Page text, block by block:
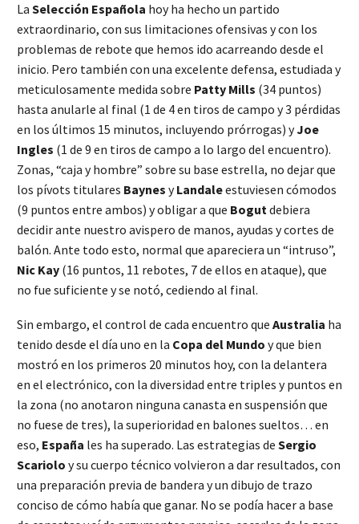
La Selección Española hoy ha hecho un partido
extraordinario, con sus limitaciones ofensivas y con los
problemas de rebote que hemos ido acarreando desde el
inicio. Pero también con una excelente defensa, estudiada y
meticulosamente medida sobre Patty Mills (34 puntos)
hasta anularle al final (1 de 4 en tiros de campo y 3 pérdidas
en los últimos 15 minutos, incluyendo prórrogas) yJoe
Ingles (1 de 9 en tiros de campo a lo largo del encuentro).
Zonas, “caja y hombre” sobre su base estrella, no dejar que
los pívots titulares Baynes yLandaleestuviesen cómodos
(9 puntos entre ambos) y obligar a que Bogutdebiera
decidir ante nuestro avispero de manos, ayudas y cortes de
balón. Ante todo esto, normal que apareciera un “intruso”,
Nic Kay (16 puntos, 11 rebotes, 7 de ellos en ataque), que
no fue suficiente y se notó, cediendo al final.
Sin embargo, el control de cada encuentro que Australia ha
tenido desde el día uno en la Copa del Mundo y que bien
mostró en los primeros 20 minutos hoy, con la delantera
en el electrónico, con la diversidad entre triples y puntos en
la zona (no anotaron ninguna canasta en suspensión que
no fuese de tres), la superioridad en balones sueltos… en
eso, España les ha superado. Las estrategias de Sergio
Scariolo y su cuerpo técnico volvieron a dar resultados, con
una preparación previa de bandera y un dibujo de trazo
conciso de cómo había que ganar. No se podía hacer a base